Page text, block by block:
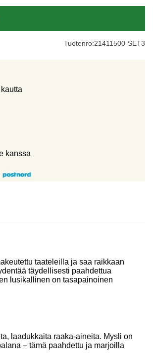
Tuotenro:21411500-SET3
kanssa
taateleilla ja saa raikkaan
täydellisesti paahdettua
lusikallinen on tasapainoinen
laadukkaita raaka-aineita. Mysli on
– tämä paahdettu ja marjoilla